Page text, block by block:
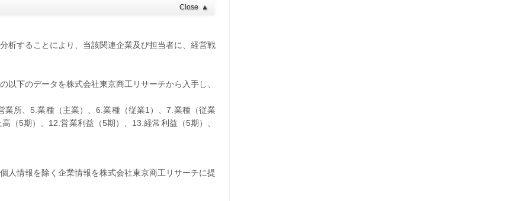
Close ▲
析することにより、当該関連企業及び担当者に、経営戦
以下のデータを株式会社東京商工リサーチから入手し、
所、5.業種（主業）、6.業種（従業1）、7.業種（従業
（5期）、12.営業利益（5期）、13.経常利益（5期）、
人情報を除く企業情報を株式会社東京商工リサーチに提